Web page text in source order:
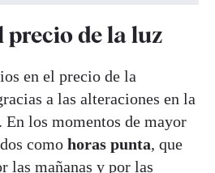
de la luz
en el precio de la
a las alteraciones en la
En los momentos de mayor
como horas punta, que
las mañanas y por las